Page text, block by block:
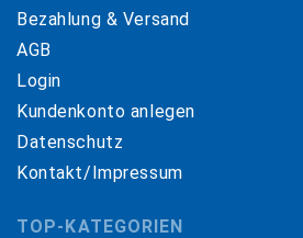
Bezahlung & Versand
AGB
Login
Kundenkonto anlegen
Datenschutz
Kontakt/Impressum
TOP-KATEGORIEN